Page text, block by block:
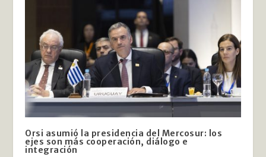
Orsi asumió la presidencia del Mercosur: los
ejes son más cooperación, diálogo e
integración